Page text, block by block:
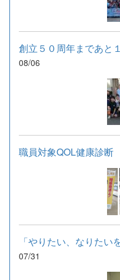
08/06
職員対象QOL健康診断
07/31